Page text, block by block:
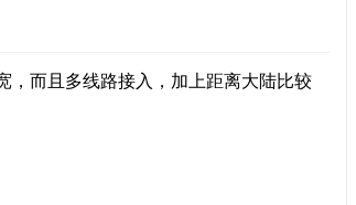
，而且多线路接入，加上距离大陆比较